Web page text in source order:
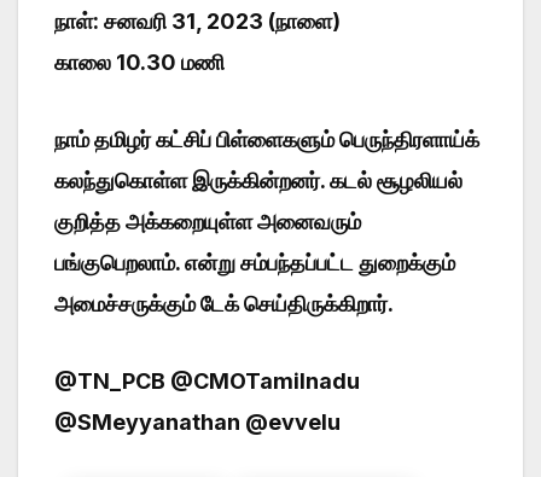
நாள்: சனவரி 31, 2023 (நாளை)
காலை 10.30 மணி
நாம் தமிழர் கட்சிப் பிள்ளைகளும் பெருந்திரளாய்க்
கலந்துகொள்ள இருக்கின்றனர். கடல் சூழலியல்
குறித்த அக்கறையுள்ள அனைவரும்
பங்குபெறலாம். என்று சம்பந்தப்பட்ட துறைக்கும்
அமைச்சருக்கும் டேக் செய்திருக்கிறார்.
@TN_PCB @CMOTamilnadu
@SMeyyanathan @evvelu